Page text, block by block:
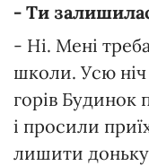
- Ти
- Ні. Мені
школи. Усю ніч
горів Будинок
і просили
лишити